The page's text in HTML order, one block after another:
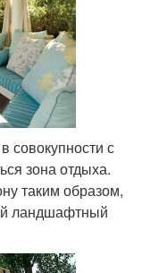
совокупности с
зона отдыха.
таким образом,
ландшафтный